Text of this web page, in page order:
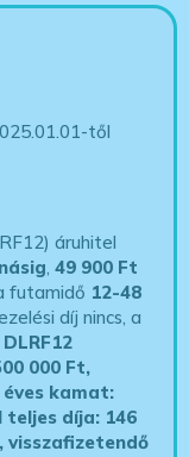
től
áruhitel
,49 900 Ft
futamidő 12-48
díj nincs, a
000 Ft,
éves kamat:
teljes díja: 146
visszafizetendő